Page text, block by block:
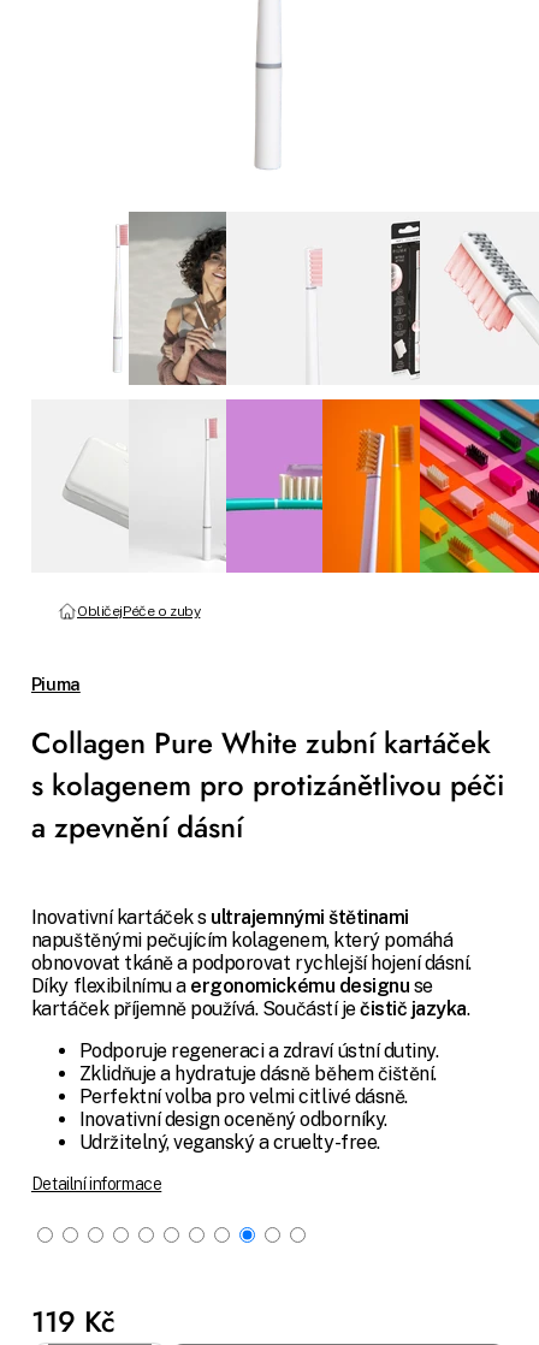
ObličejPéče o zuby
Piuma
Collagen Pure White zubní kartáček
s kolagenem pro protizánětlivou péči
a zpevnění dásní
Inovativní kartáček s ultrajemnými štětinami
napuštěnými pečujícím kolagenem, který pomáhá
obnovovat tkáně a podporovat rychlejší hojení dásní.
Díky flexibilnímu a ergonomickému designu se
kartáček příjemně používá. Součástí ječistič jazyka.
Podporuje regeneraci a zdraví ústní dutiny.
Zklidňuje a hydratuje dásně během čištění.
Perfektní volba pro velmi citlivé dásně.
Inovativní design oceněný odborníky.
Udržitelný, veganský a cruelty-free.
Detailní informace
119 Kč